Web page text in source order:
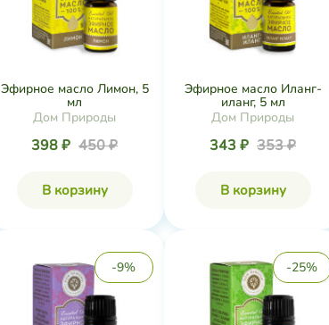
Эфирное масло Лимон, 5
мл
Дом Природы
398 ₽ 450 ₽
В корзину
Эфирное масло Иланг-
иланг, 5 мл
Дом Природы
343 ₽ 353 ₽
В корзину
-9% -25%